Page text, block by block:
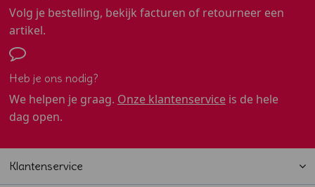
Volg je bestelling, bekijk facturen of retourneer een
artikel.
Heb je ons nodig?
We helpen je graag. Onze klantenserviceis de hele
dag open.
Klantenservice